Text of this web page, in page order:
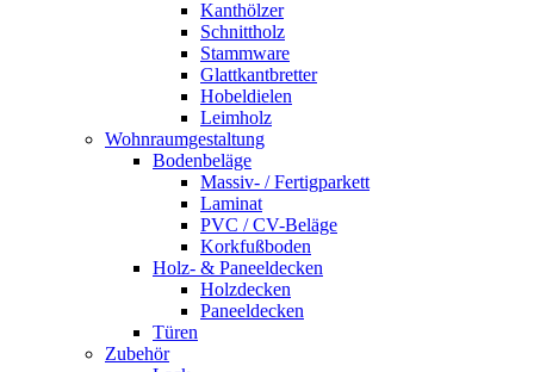
Kanthölzer
Schnittholz
Stammware
Glattkantbretter
Hobeldielen
Leimholz
Wohnraumgestaltung
Bodenbeläge
Massiv- / Fertigparkett
Laminat
PVC / CV-Beläge
Korkfußboden
Holz- & Paneeldecken
Holzdecken
Paneeldecken
Türen
Zubehör